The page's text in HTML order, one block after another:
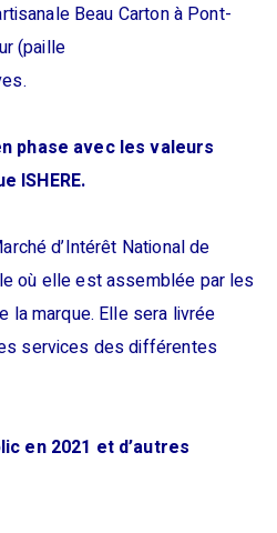
Beau Carton à Pont-
(paille
phase avec les valeurs
ISHERE.
d’Intérêt National de
où elle est assemblée par les
la marque. Elle sera livrée
services des différentes
en 2021 et d’autres